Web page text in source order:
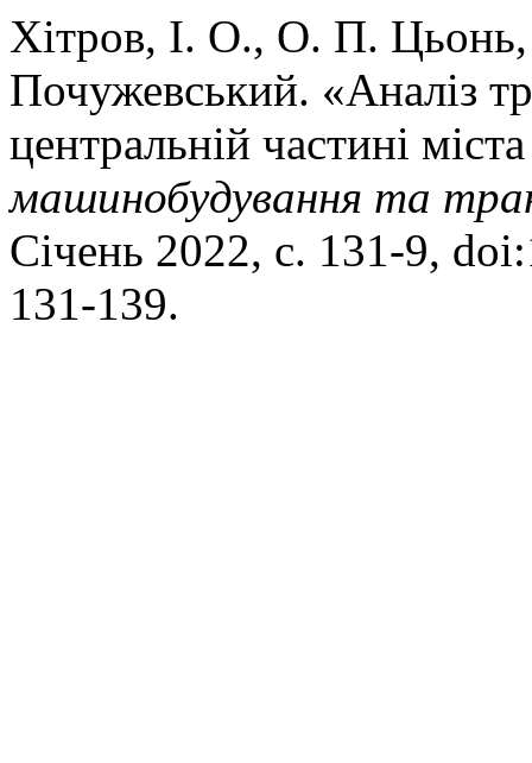
Хітров, І. О., О. П.
Почужевський. «Аналіз
центральній частині
машинобудування та
Січень 2022, с. 131-9,
131-139.